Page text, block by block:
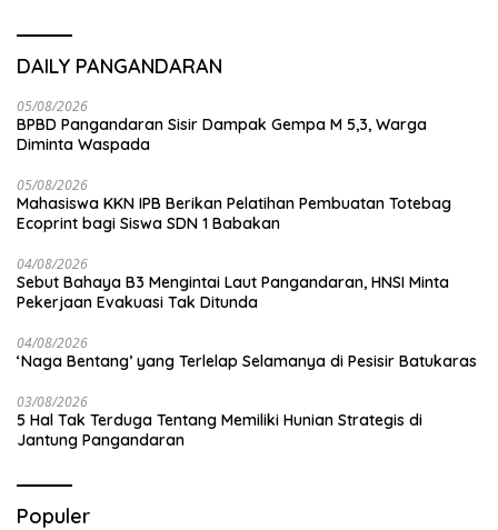
DAILY PANGANDARAN
05/08/2026
BPBD Pangandaran Sisir Dampak Gempa M 5,3, Warga
Diminta Waspada
05/08/2026
Mahasiswa KKN IPB Berikan Pelatihan Pembuatan Totebag
Ecoprint bagi Siswa SDN 1 Babakan
04/08/2026
Sebut Bahaya B3 Mengintai Laut Pangandaran, HNSI Minta
Pekerjaan Evakuasi Tak Ditunda
04/08/2026
‘Naga Bentang’ yang Terlelap Selamanya di Pesisir Batukaras
03/08/2026
5 Hal Tak Terduga Tentang Memiliki Hunian Strategis di
Jantung Pangandaran
Populer